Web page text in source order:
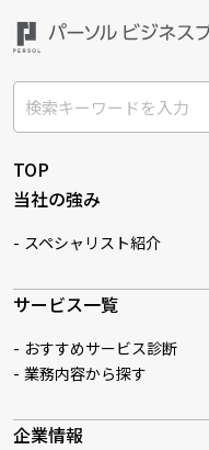
TOP
当社の強み
スペシャリスト紹介
サービス一覧
おすすめサービス診断
業務内容から探す
企業情報